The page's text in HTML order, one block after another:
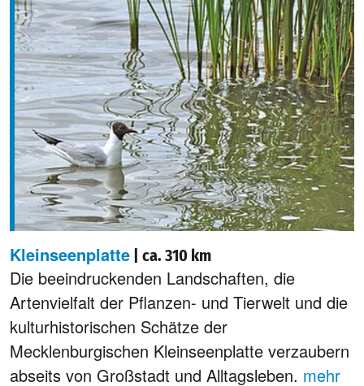
Kleinseenplatte | ca. 310 km
Die beeindruckenden Landschaften, die
Artenvielfalt der Pflanzen- und Tierwelt und die
kulturhistorischen Schätze der
Mecklenburgischen Kleinseenplatte verzaubern
abseits von Großstadt und Alltagsleben. mehr